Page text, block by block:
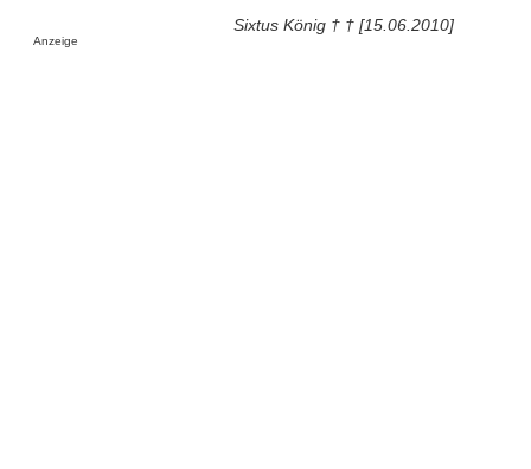
Sixtus König † † [15.06.2010]
Anzeige